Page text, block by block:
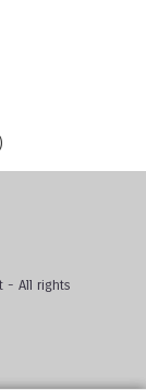
- All rights